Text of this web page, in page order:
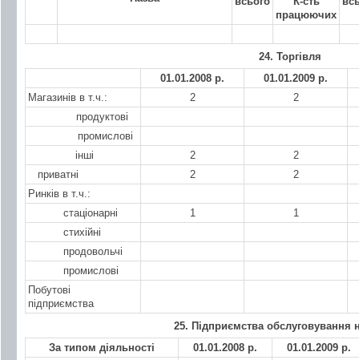
працюючих
24. Торгівля
01.01.2008 р.
01.01.2009 р.
Магазинів в т.ч.:
2
2
продуктові
промислові
інші
2
2
приватні
2
2
Ринків в т.ч.:
стаціонарні
1
1
стихійні
продовольчі
промислові
Побутові
підприємства
25. Підприємства обслуговування
За типом діяльності
01.01.2008 р.
01.01.2009 р.